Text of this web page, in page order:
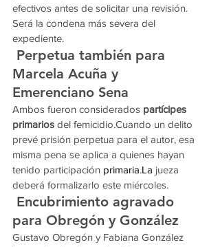
efectivos antes de solicitar una revisión.
Será la condena más severa del
expediente.
Perpetua también para
Marcela Acuña y
Emerenciano Sena
Ambos fueron considerados partícipes
primarios del femicidio.Cuando un delito
prevé prisión perpetua para el autor, esa
misma pena se aplica a quienes hayan
tenido participación primaria.La jueza
deberá formalizarlo este miércoles.
Encubrimiento agravado
para Obregón y González
Gustavo Obregón y Fabiana González